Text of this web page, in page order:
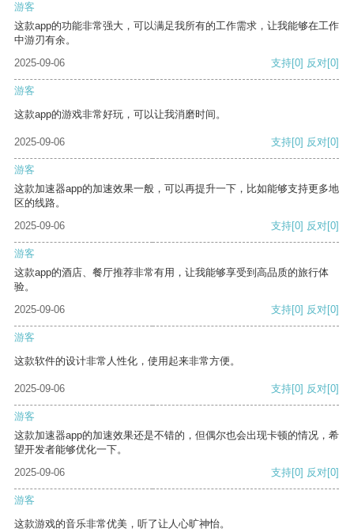
游客
这款app的功能非常强大，可以满足我所有的工作需求，让我能够在工作
中游刃有余。
2025-09-06
支持[0] 反对[0]
游客
这款app的游戏非常好玩，可以让我消磨时间。
2025-09-06 支持[0] 反对[0]
游客
这款加速器app的加速效果一般，可以再提升一下，比如能够支持更多地
区的线路。
2025-09-06
支持[0] 反对[0]
游客
这款app的酒店、餐厅推荐非常有用，让我能够享受到高品质的旅行体
验。
2025-09-06
支持[0] 反对[0]
游客
这款软件的设计非常人性化，使用起来非常方便。
2025-09-06 支持[0] 反对[0]
游客
这款加速器app的加速效果还是不错的，但偶尔也会出现卡顿的情况，希
望开发者能够优化一下。
2025-09-06
支持[0] 反对[0]
游客
这款游戏的音乐非常优美，听了让人心旷神怡。